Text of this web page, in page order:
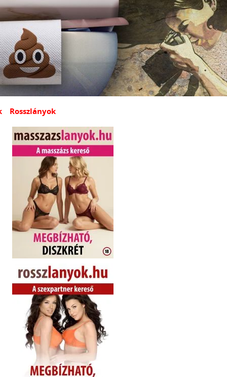
Rosszlányok